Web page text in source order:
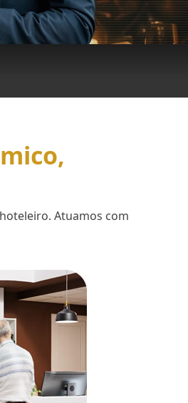
Atuamos com